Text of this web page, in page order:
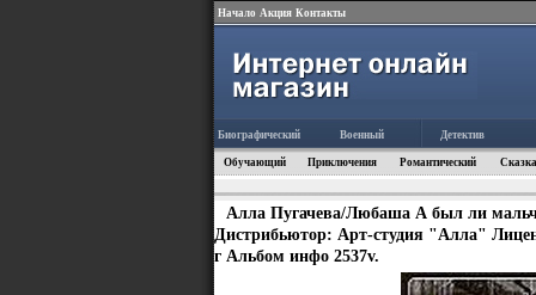
Начало Акция Контакты
Биографический Военный Детектив
Обучающий Приключения Романтический
Алла Пугачева/Любаша А был ли
Дистрибьютор: Арт-студия "Алла"
г Альбом инфо 2537v.